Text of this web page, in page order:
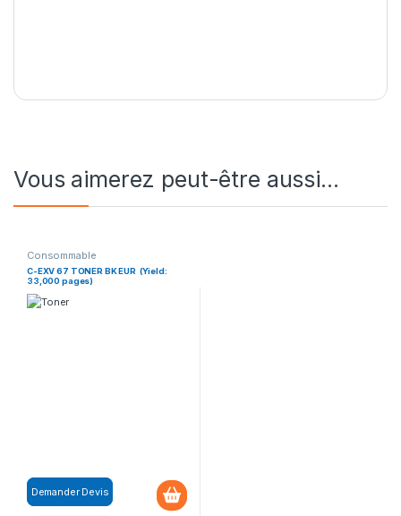
Vous aimerez peut-être aussi…
Consommable
C-EXV 67 TONER BK EUR (Yield:
33,000 pages)
Demander Devis